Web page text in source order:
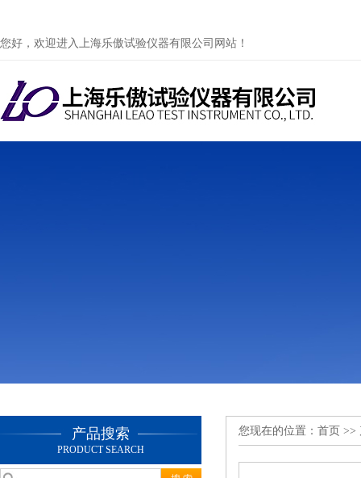
您好，欢迎进入上海乐傲试验仪器有限公司网站！
产品搜索
PRODUCT SEARCH
您现在的位置： 首页 >>